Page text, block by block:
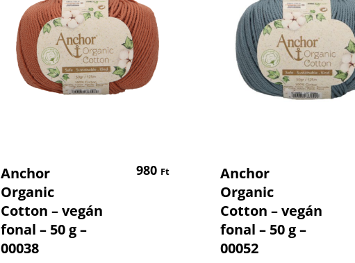
Kosárba Teszem
Anchor
Organic
Cotton – vegán
fonal – 50 g –
00038
980 Ft Kosárba
Anchor
Organic
Cotton – vegán
fonal – 50 g –
00052